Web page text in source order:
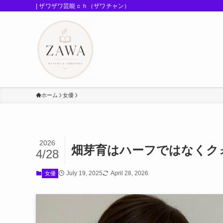
| ザワザワ芸能ｃｈ（ザワチャン）
ホーム 女優
畑芽育はハーフではなくク
2026
4/28
女優 July 19, 2025 April 28, 2026